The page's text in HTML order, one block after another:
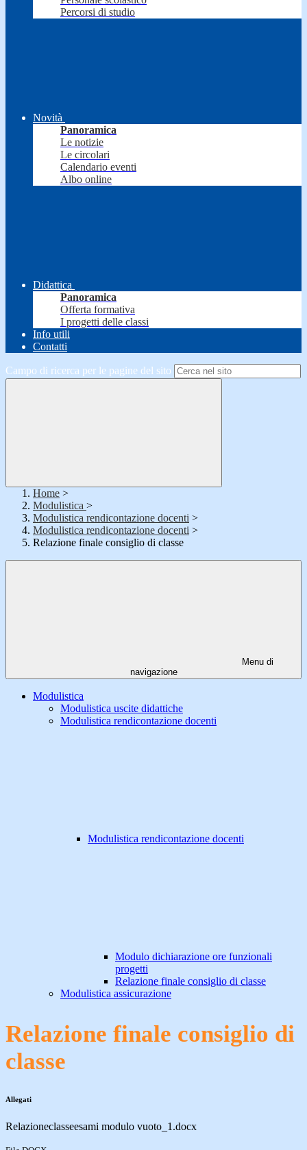
Percorsi di studio
Novità
Panoramica
Le notizie
Le circolari
Calendario eventi
Albo online
Didattica
Panoramica
Offerta formativa
I progetti delle classi
Info utili
Contatti
Campo di ricerca per le pagine del sito
Home >
Modulistica >
Modulistica rendicontazione docenti >
Modulistica rendicontazione docenti >
Relazione finale consiglio di classe
Menu di
navigazione
Modulistica
Modulistica uscite didattiche
Modulistica rendicontazione docenti
Modulistica rendicontazione docenti
Modulo dichiarazione ore funzionali
progetti
Relazione finale consiglio di classe
Modulistica assicurazione
Relazione finale consiglio di
classe
Allegati
Relazioneclasseesami modulo vuoto_1.docx